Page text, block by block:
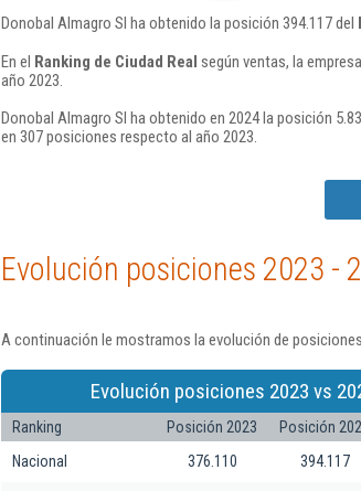
Donobal Almagro Sl ha obtenido la posición 394.117 del
En el Ranking de Ciudad Real según ventas, la
año 2023.
Donobal Almagro Sl ha obtenido en 2024 la posición
en 307 posiciones respecto al año 2023.
Evolución posiciones 2023 -
A continuación le mostramos la evolución de
Evolución posiciones 2023 vs
Ranking Posición 2023 Posición
Nacional
376.110 394.117